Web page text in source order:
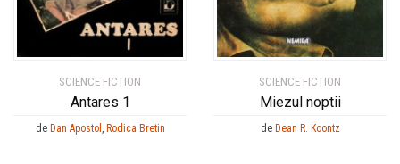
SCIENCE FICTION
Antares 1
de Dan Apostol Rodica Bretin
SCIENCE FICTION
Miezul noptii
de Dean R. Koontz